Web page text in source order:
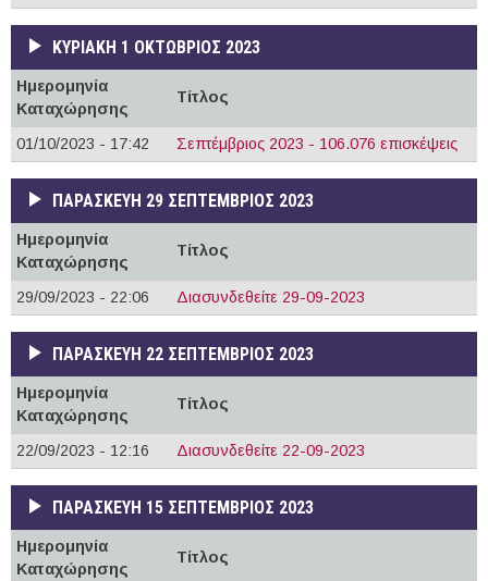
ΚΥΡΙΑΚΉ 1 ΟΚΤΏΒΡΙΟΣ 2023
Ημερομηνία
Καταχώρησης
Τίτλος
01/10/2023 - 17:42 Σεπτέμβριος 2023 - 106.076 επισκέψεις
ΠΑΡΑΣΚΕΥΉ 29 ΣΕΠΤΈΜΒΡΙΟΣ 2023
Ημερομηνία
Καταχώρησης
Τίτλος
29/09/2023 - 22:06 Διασυνδεθείτε 29-09-2023
ΠΑΡΑΣΚΕΥΉ 22 ΣΕΠΤΈΜΒΡΙΟΣ 2023
Ημερομηνία
Καταχώρησης
Τίτλος
22/09/2023 - 12:16 Διασυνδεθείτε 22-09-2023
ΠΑΡΑΣΚΕΥΉ 15 ΣΕΠΤΈΜΒΡΙΟΣ 2023
Ημερομηνία
Καταχώρησης
Τίτλος